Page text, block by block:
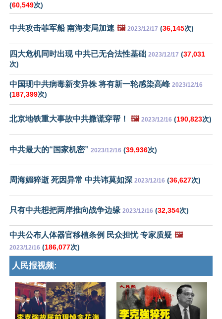
(60,549次)
中共攻击菲军船 南海变局加速 🖼️ 2023/12/17 (36,145次)
四大危机同时出现 中共已无合法性基础 2023/12/17 (37,031
次)
中国现中共病毒新变异株 将有新一轮感染高峰 2023/12/16
(187,399次)
北京地铁重大事故中共撒谎穿帮！ 🖼️ 2023/12/16 (190,823次)
中共最大的“国家机密” 2023/12/16 (39,936次)
周海媚猝逝 死因异常 中共讳莫如深 2023/12/16 (36,627次)
只有中共想把两岸推向战争边缘 2023/12/16 (32,354次)
中共公布人体器官移植条例 民众担忧 专家质疑 🖼️
2023/12/16 (186,077次)
人民报视频: